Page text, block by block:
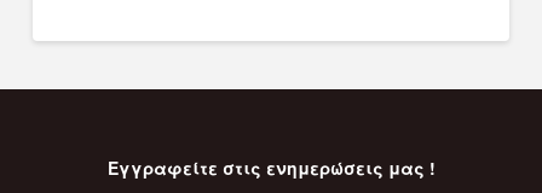
Εγγραφείτε στις ενημερώσεις μας !